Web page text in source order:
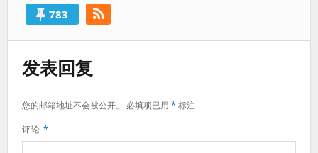
783
发表回复
您的邮箱地址不会被公开。 必填项已用 *标注
评论 *